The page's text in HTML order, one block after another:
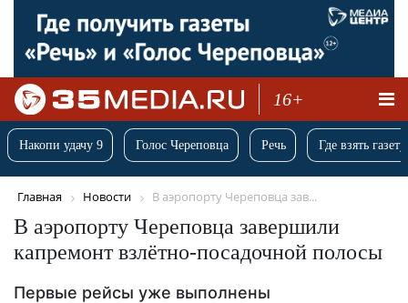
16+
Накопи удачу 9 Голос Череповца Речь Где взять
Главная Новости В аэропорту Череповца зав...
В аэропорту Череповца завершили
капремонт взлётно-посадочной полосы
Первые рейсы уже выполнены